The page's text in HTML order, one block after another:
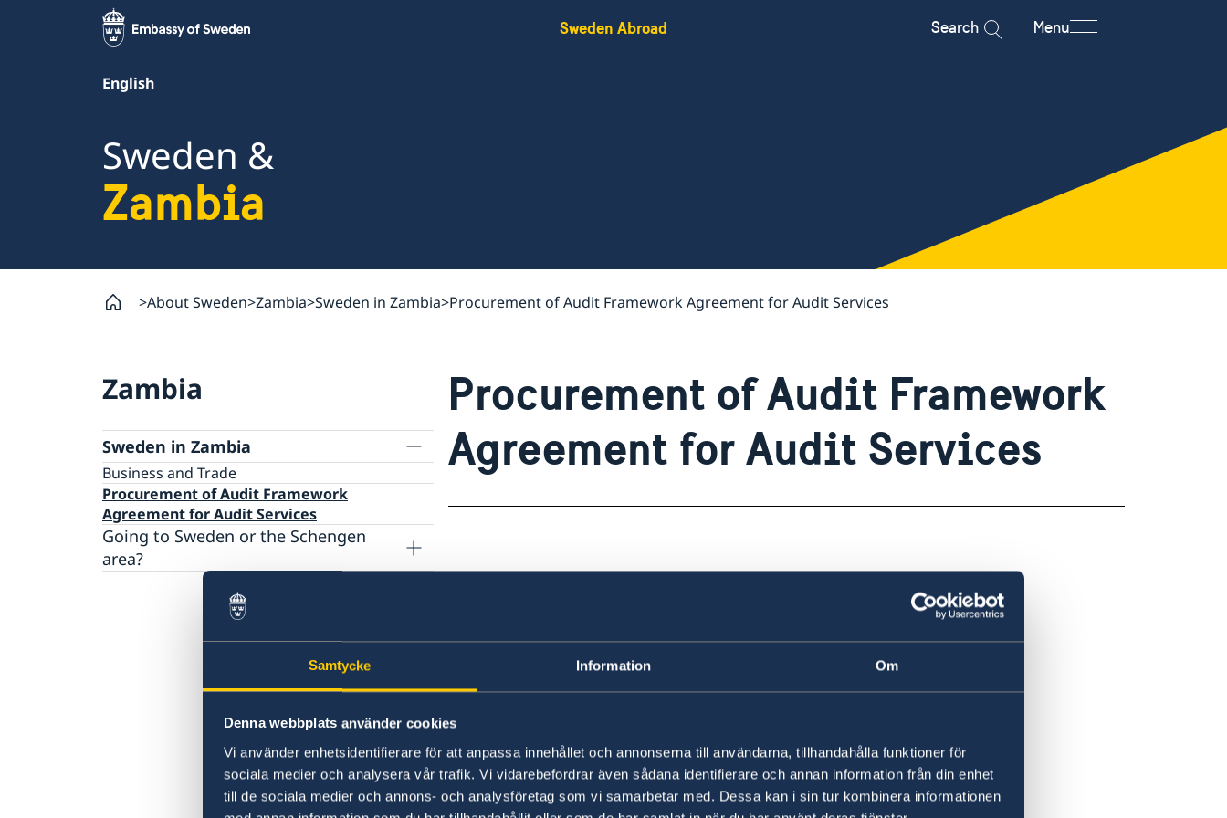
Samtycke Information Om
Denna webbplats använder cookies
Vi använder enhetsidentifierare för att anpassa innehållet och annonserna till användarna, tillhandahålla funktioner för
sociala medier och analysera vår trafik. Vi vidarebefordrar även sådana identifierare och annan information från din enhet
till de sociala medier och annons- och analysföretag som vi samarbetar med. Dessa kan i sin tur kombinera informationen
Sweden Abroad Search Menu
English
Sweden &
Zambia
About Sweden Zambia Sweden in Zambia Procurement of Audit Framework Agreement for Audit Services
Zambia
Sweden in Zambia
Business and Trade
Procurement of Audit Framework
Agreement for Audit Services
Going to Sweden or the Schengen
area?
If you want to visit Sweden or the
Schengen area you may need a visa
Information about Schengen visas
Moving to someone in Sweden
Working in Sweden
Processing of personal data
Procurement of Audit Framework
Agreement for Audit Services
Questions and Answers
Invitation to Tender.pdf
Appendix 1 Terms of Reference.pdf
Appendix 2 Draft Framework Agreement.pdf